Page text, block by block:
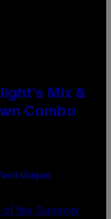
Mix &
Combo
Usigan